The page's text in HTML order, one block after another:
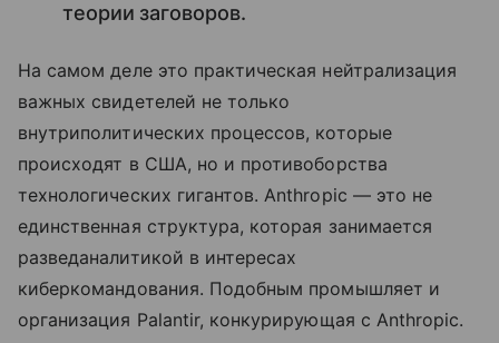
теории заговоров.
На самом деле это практическая нейтрализация
важных свидетелей не только
внутриполитических процессов, которые
происходят в США, но и противоборства
технологических гигантов. Anthropic — это не
единственная структура, которая занимается
разведаналитикой в интересах
киберкомандования. Подобным промышляет и
организация Palantir, конкурирующая с Anthropic.